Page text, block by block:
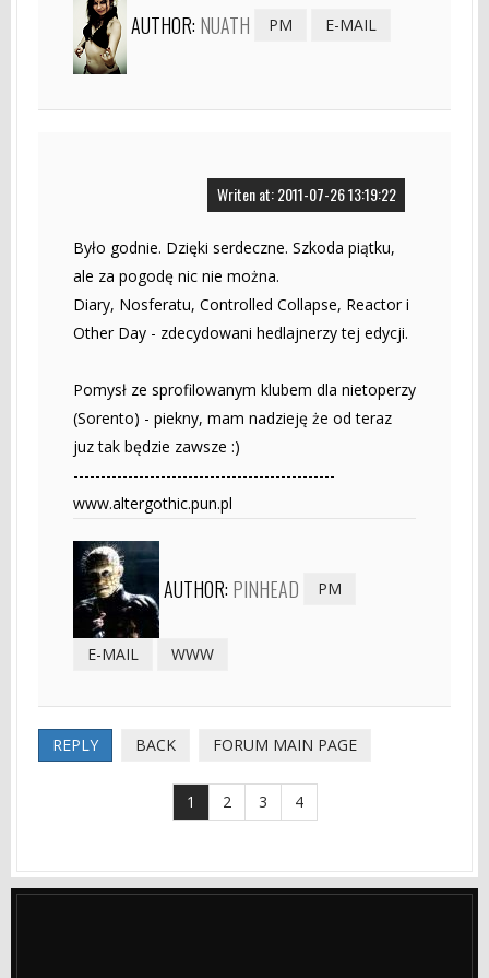
AUTHOR: NUATH PM E-MAIL
Writen at: 2011-07-26 13:19:22
Było godnie. Dzięki serdeczne. Szkoda piątku,
ale za pogodę nic nie można.
Diary, Nosferatu, Controlled Collapse, Reactor i
Other Day - zdecydowani hedlajnerzy tej edycji.
Pomysł ze sprofilowanym klubem dla nietoperzy
(Sorento) - piekny, mam nadzieję że od teraz
juz tak będzie zawsze :)
------------------------------------------------
www.altergothic.pun.pl
AUTHOR: PINHEAD PM
E-MAIL WWW
REPLY BACK FORUM MAIN PAGE
1 2 3 4